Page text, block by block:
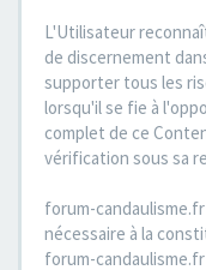
L'Utilisateur
de discernement
supporter tous les
lorsqu'il se fie à
complet de ce
vérification sous sa
forum-
nécessaire à la
forum-